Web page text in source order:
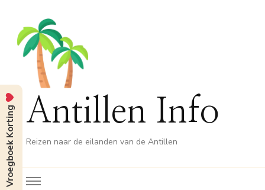
Antillen Info
Reizen naar de eilanden van de Antillen
Vroegboek Korting